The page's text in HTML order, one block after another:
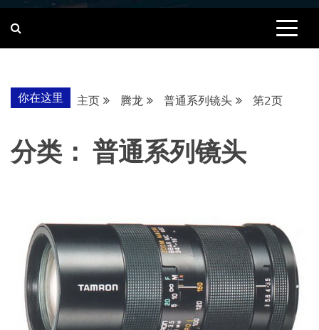
你在这里 主页 腾龙 普通系列镜头 第2页
分类： 普通系列镜头